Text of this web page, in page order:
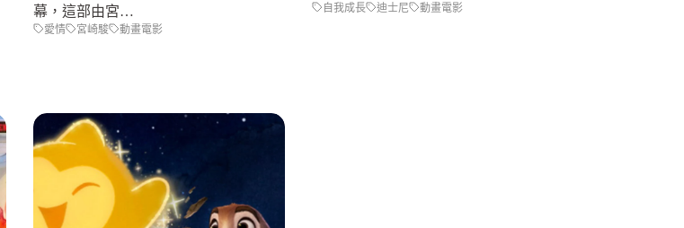
幕，這部由宮…
愛情 宮崎駿 動畫電影
自我成長 迪士尼 動畫電影